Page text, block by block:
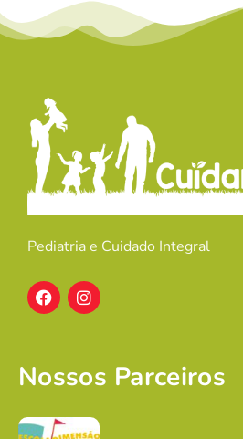
Pediatria e Cuidado Integral
Nossos Parceiros